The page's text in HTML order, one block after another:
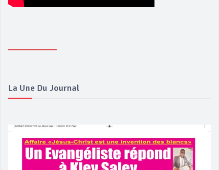
La Une Du Journal